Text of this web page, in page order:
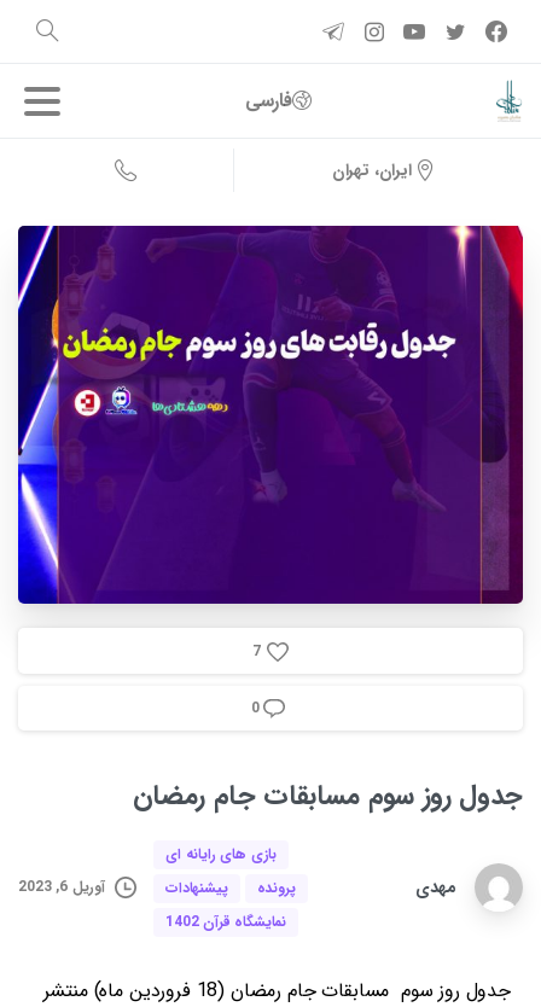
فارسی
ایران، تهران
7
0
جدول روز سوم مسابقات جام رمضان
مهدی
بازی های رایانه ای
پرونده
پیشنهادات
نمایشگاه قرآن 1402
آوریل 6, 2023
جدول روز سوم مسابقات جام رمضان (18 فروردین ماه) منتشر